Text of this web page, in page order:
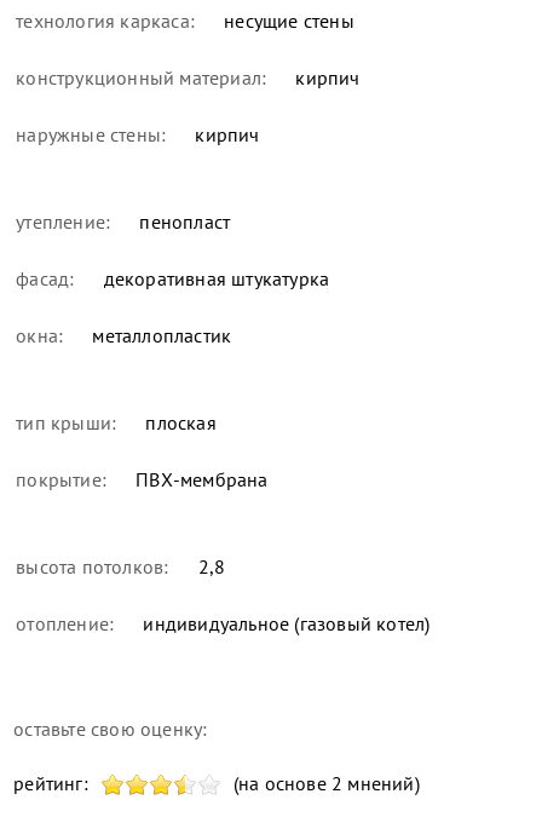
технология каркаса: несущие стены
конструкционный материал: кирпич
наружные стены: кирпич
утепление: пенопласт
фасад: декоративная штукатурка
окна: металлопластик
тип крыши: плоская
покрытие: ПВХ-мембрана
высота потолков: 2,8
отопление: индивидуальное (газовый котел)
оставьте свою оценку:
рейтинг: (на основе 2 мнений)